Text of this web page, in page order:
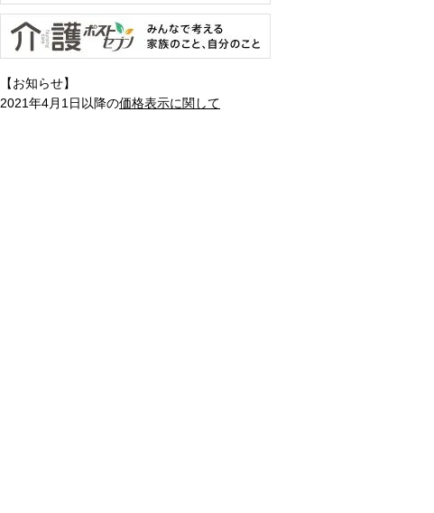
【お知らせ】
2021年4月1日以降の価格表示に関して